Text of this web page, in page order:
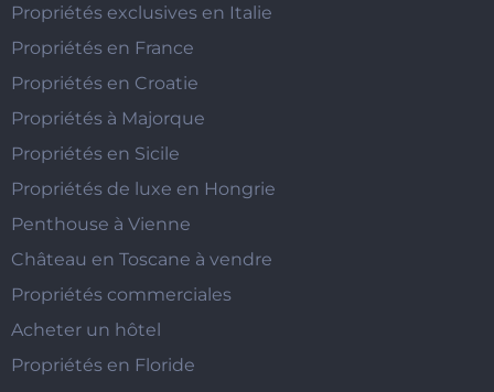
Propriétés exclusives en Italie
Propriétés en France
Propriétés en Croatie
Propriétés à Majorque
Propriétés en Sicile
Propriétés de luxe en Hongrie
Penthouse à Vienne
Château en Toscane à vendre
Propriétés commerciales
Acheter un hôtel
Propriétés en Floride